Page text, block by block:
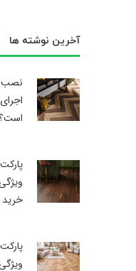
آخرین نوشته ها
نصب
خرید